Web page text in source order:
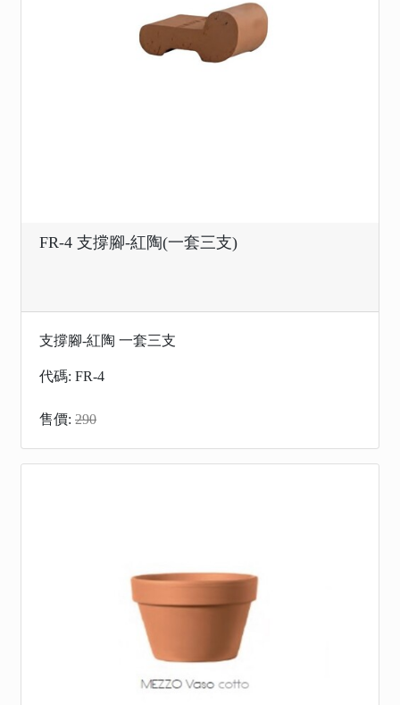
FR-4 支撐腳-紅陶(一套三支)
支撐腳-紅陶 一套三支
代碼: FR-4
售價: 290